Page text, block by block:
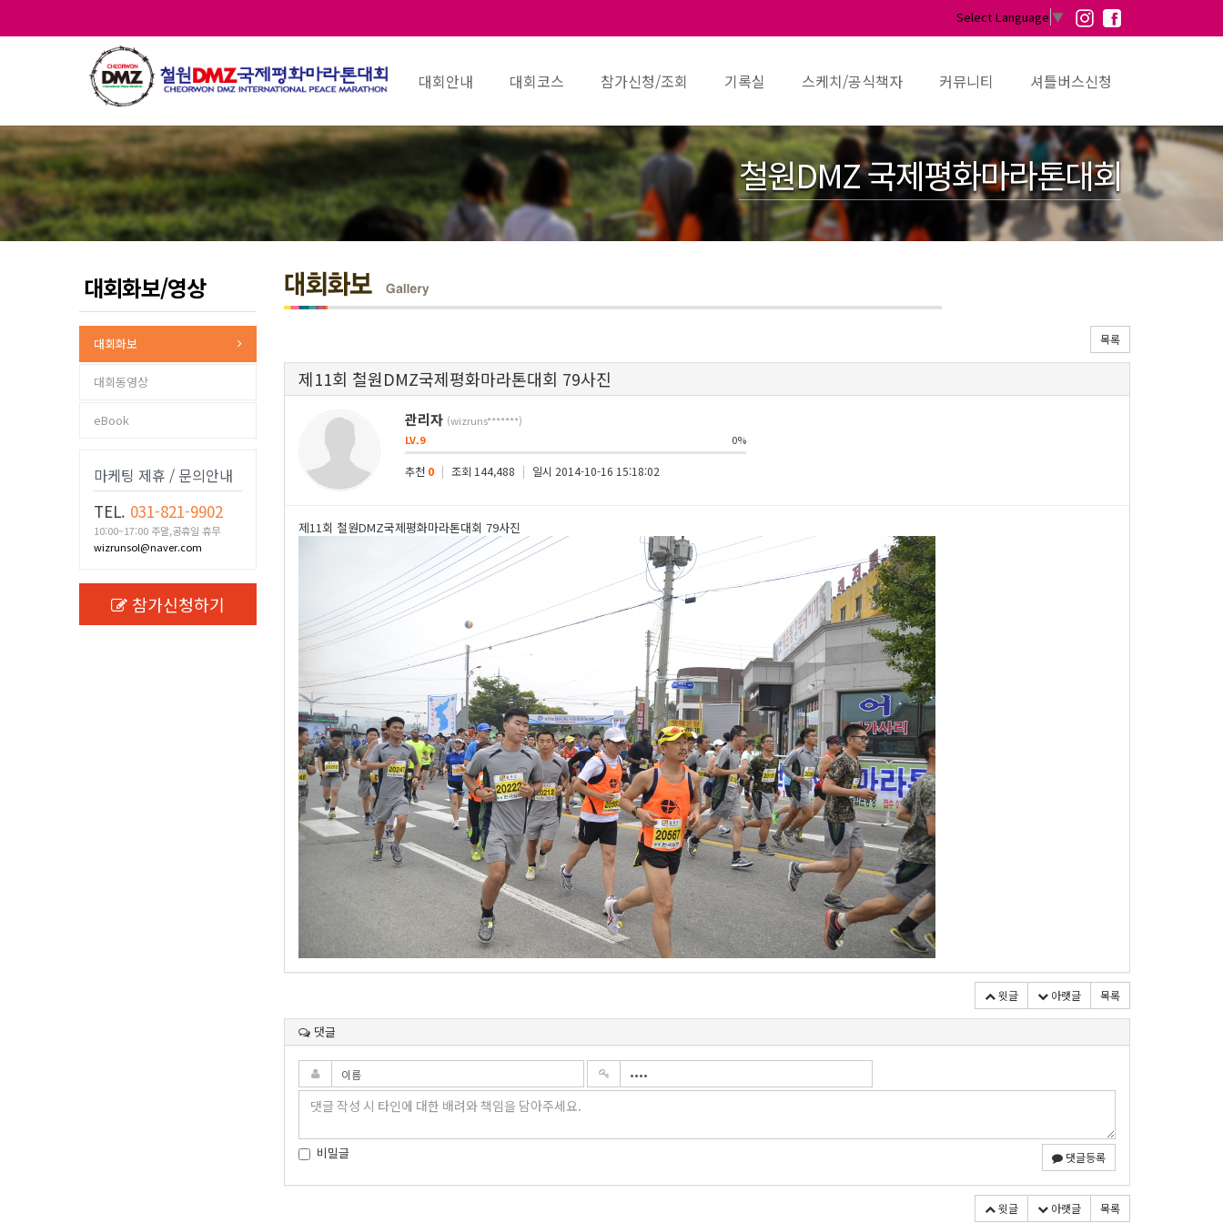
Select Language ▼
대회안내 대회코스 참가신청/조회 기록실 스케치/공식책자 커뮤니티 셔틀버스신청
철원DMZ 국제평화마라톤대회
대회화보/영상
대회화보
대회동영상
eBook
마케팅 제휴 / 문의안내
TEL. 031-821-9902
10:00~17:00 주말,공휴일 휴무
wizrunsol@naver.com
참가신청하기
목록
제11회 철원DMZ국제평화마라톤대회 79사진
관리자 (wizruns*******)
LV.9
0%
추천 0 | 조회 144,488 | 일시 2014-10-16 15:18:02
제11회 철원DMZ국제평화마라톤대회 79사진
윗글 아랫글 목록
댓글
비밀글 댓글등록
윗글 아랫글 목록